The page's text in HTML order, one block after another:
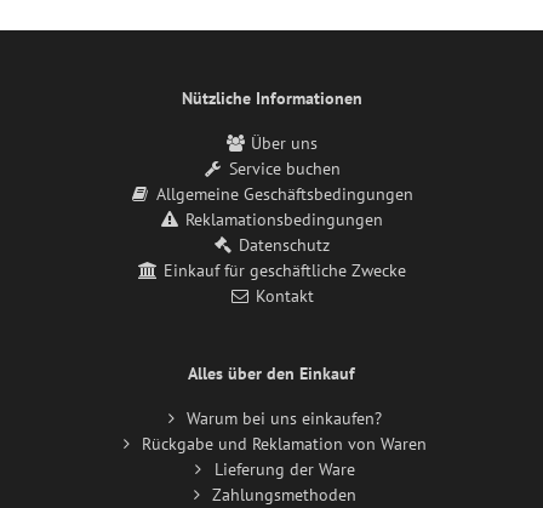
Nützliche Informationen
Über uns
Service buchen
Allgemeine Geschäftsbedingungen
Reklamationsbedingungen
Datenschutz
Einkauf für geschäftliche Zwecke
Kontakt
Alles über den Einkauf
Warum bei uns einkaufen?
Rückgabe und Reklamation von Waren
Lieferung der Ware
Zahlungsmethoden